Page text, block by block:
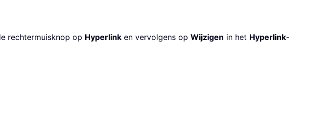
rechtermuisknop op Hyperlink en vervolgens op Wijzigen in het Hyperlink-